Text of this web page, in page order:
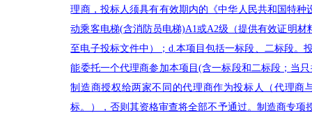
理商，投标人须具有有效期内的《中华人民共和国特
动乘客电梯(含消防员电梯)A1或A2级（提供有效证明
至电子投标文件中）；d.本项目包括一标段、二标段。
能委托一个代理商参加本项目(含一标段和二标段；当
制造商授权给两家不同的代理商作为投标人（代理商
标。），否则其资格审查将全部不予通过。制造商专